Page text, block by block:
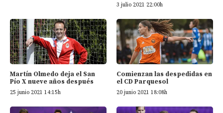
3 julio 2021 22:00h
Martín Olmedo deja el San
Pío X nueve años después
25 junio 2021 14:15h
Comienzan las despedidas en
el CD Parquesol
20 junio 2021 18:08h